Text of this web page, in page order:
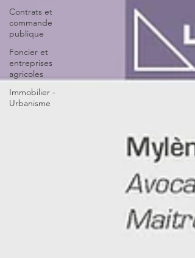
Contrats et
commande
publique
Foncier et
entreprises
agricoles
Immobilier -
Urbanisme